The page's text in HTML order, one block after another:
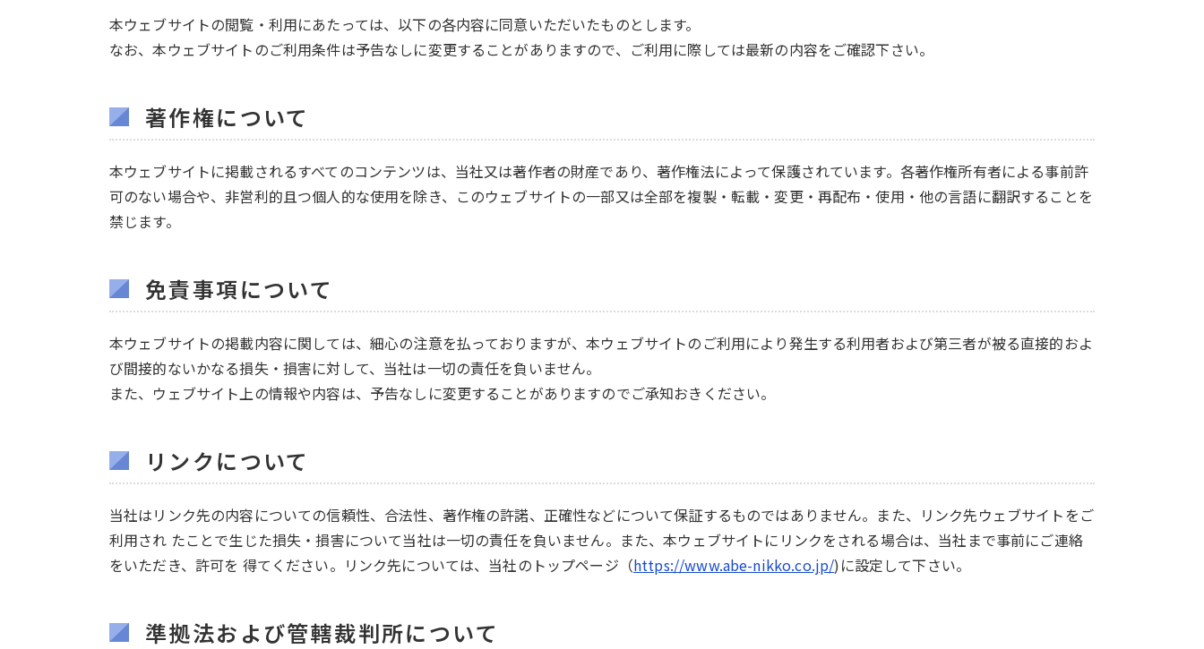
本ウェブサイトの閲覧・利用にあたっては、以下の各内容に同意いただいたものとします。
なお、本ウェブサイトのご利用条件は予告なしに変更することがありますので、ご利用に際しては最新の内容をご確認下さい。
著作権について
本ウェブサイトに掲載されるすべてのコンテンツは、当社又は著作者の財産であり、著作権法によって保護されています。各著作権所有者による事前許
可のない場合や、非営利的且つ個人的な使用を除き、このウェブサイトの一部又は全部を複製・転載・変更・再配布・使用・他の言語に翻訳することを
禁じます。
免責事項について
本ウェブサイトの掲載内容に関しては、細心の注意を払っておりますが、本ウェブサイトのご利用により発生する利用者および第三者が被る直接的およ
び間接的ないかなる損失・損害に対して、当社は一切の責任を負いません。
また、ウェブサイト上の情報や内容は、予告なしに変更することがありますのでご承知おきください。
リンクについて
当社はリンク先の内容についての信頼性、合法性、著作権の許諾、正確性などについて保証するものではありません。また、リンク先ウェブサイトをご
利用され たことで生じた損失・損害について当社は一切の責任を負いません。また、本ウェブサイトにリンクをされる場合は、当社まで事前にご連絡
をいただき、許可を 得てください。リンク先については、当社のトップページ（https://www.abe-nikko.co.jp/)に設定して下さい。
準拠法および管轄裁判所について